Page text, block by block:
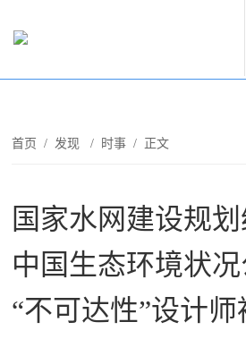
首页 /发现 / 时事 / 正文
国家水网建设规
中国生态环境状
“不可达性”设计师